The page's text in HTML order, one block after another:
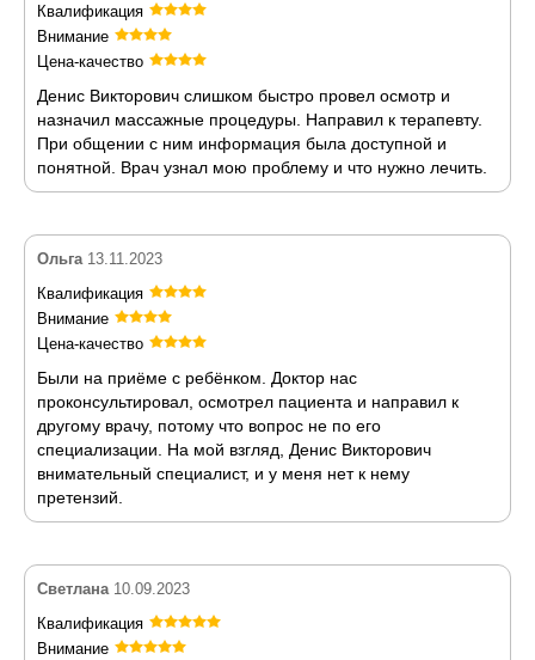
Квалификация
Внимание
Цена-качество
Денис Викторович слишком быстро провел осмотр и
назначил массажные процедуры. Направил к терапевту.
При общении с ним информация была доступной и
понятной. Врач узнал мою проблему и что нужно лечить.
Ольга 13.11.2023
Квалификация
Внимание
Цена-качество
Были на приёме с ребёнком. Доктор нас
проконсультировал, осмотрел пациента и направил к
другому врачу, потому что вопрос не по его
специализации. На мой взгляд, Денис Викторович
внимательный специалист, и у меня нет к нему
претензий.
Светлана 10.09.2023
Квалификация
Внимание